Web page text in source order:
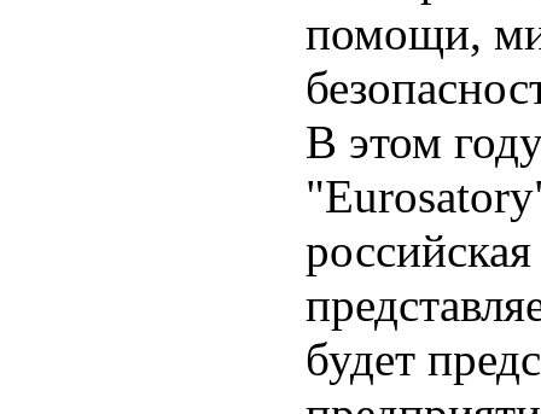
помощи,
В этом
будет